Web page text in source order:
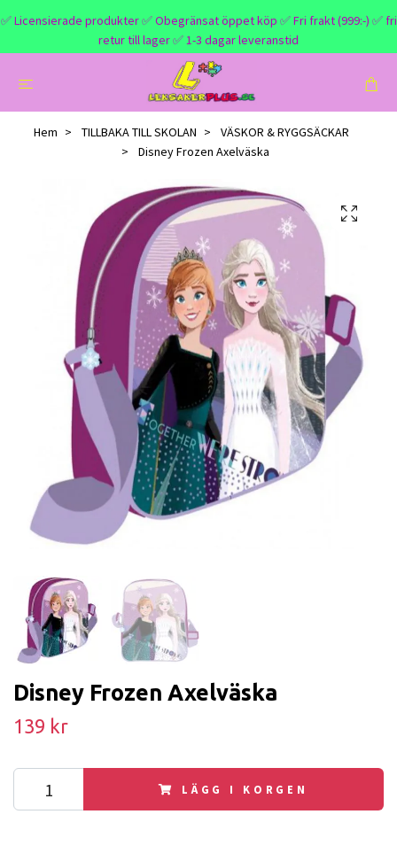
✅ Licensierade produkter ✅ Obegränsat öppet köp ✅ Fri frakt (999:-) ✅ fri
retur till lager ✅ 1-3 dagar leveranstid
Hem TILLBAKA TILL SKOLAN
VÄSKOR & RYGGSÄCKAR
Disney Frozen Axelväska
Disney Frozen Axelväska
139 kr
LÄGG I KORGEN